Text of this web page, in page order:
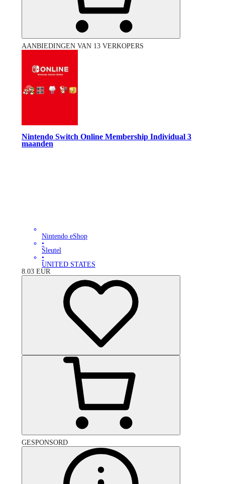
AANBIEDINGEN VAN 13 VERKOPERS
Nintendo Switch Online Membership Individual 3
maanden
Nintendo eShop
•
Sleutel
•
UNITED STATES
8.03 EUR
GESPONSORD